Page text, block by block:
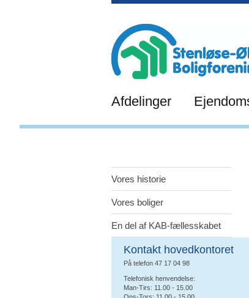
Afdelinger
Vores historie
Vores boliger
En del af KAB-fællesskabet
Kontakt hovedkontoret
På telefon 47 17 04 98
Telefonisk henvendelse:
Man-Tirs: 11.00 - 15.00